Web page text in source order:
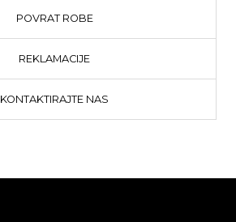
POVRAT ROBE
REKLAMACIJE
KONTAKTIRAJTE NAS